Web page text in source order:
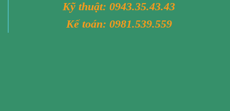
Kỹ thuật: 0943.35.43.43
Kế toán: 0981.539.559